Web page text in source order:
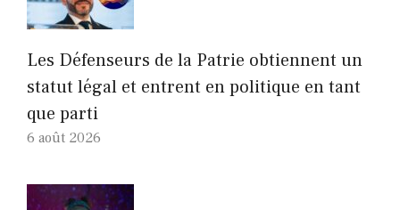
Les Défenseurs de la Patrie obtiennent un
statut légal et entrent en politique en tant
que parti
6 août 2026